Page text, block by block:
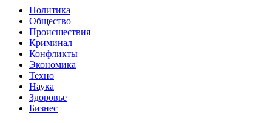
Политика
Общество
Происшествия
Криминал
Конфликты
Экономика
Техно
Наука
Здоровье
Бизнес